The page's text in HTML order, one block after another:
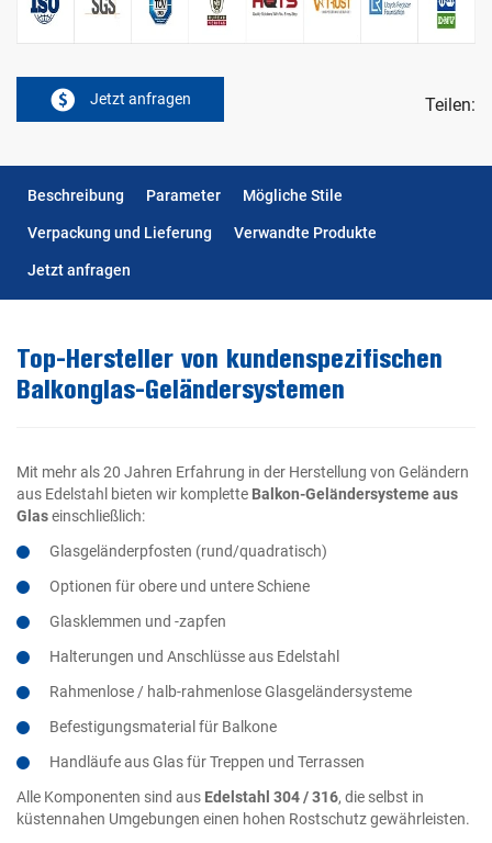
Jetzt anfragen Teilen:
Beschreibung Parameter
Mögliche Stile
Verpackung und Lieferung
Verwandte Produkte
Jetzt anfragen
Top-Hersteller von kundenspezifischen
Balkonglas-Geländersystemen
Mit mehr als 20 Jahren Erfahrung in der Herstellung von Geländern
aus Edelstahl bieten wir komplette Balkon-Geländersysteme aus
Glaseinschließlich:
Glasgeländerpfosten (rund/quadratisch)
Optionen für obere und untere Schiene
Glasklemmen und -zapfen
Halterungen und Anschlüsse aus Edelstahl
Rahmenlose / halb-rahmenlose Glasgeländersysteme
Befestigungsmaterial für Balkone
Handläufe aus Glas für Treppen und Terrassen
Alle Komponenten sind aus Edelstahl 304 / 316, die selbst in
küstennahen Umgebungen einen hohen Rostschutz gewährleisten.